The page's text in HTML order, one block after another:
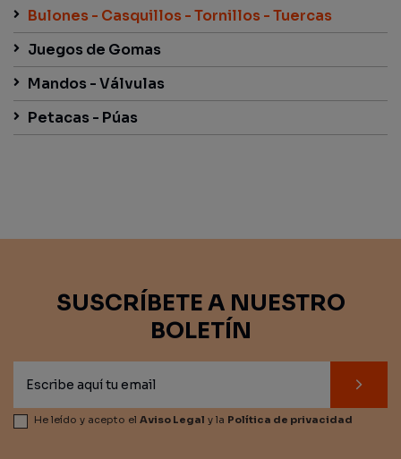
Bulones - Casquillos - Tornillos - Tuercas
Juegos de Gomas
Mandos - Válvulas
Petacas - Púas
SUSCRÍBETE A NUESTRO
BOLETÍN
He leído y acepto el Aviso Legal y la Política de privacidad